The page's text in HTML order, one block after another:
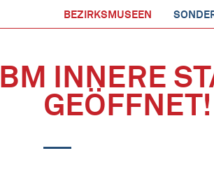
BEZIRKSMUSEEN
BM INNERE
GEÖFFNET!